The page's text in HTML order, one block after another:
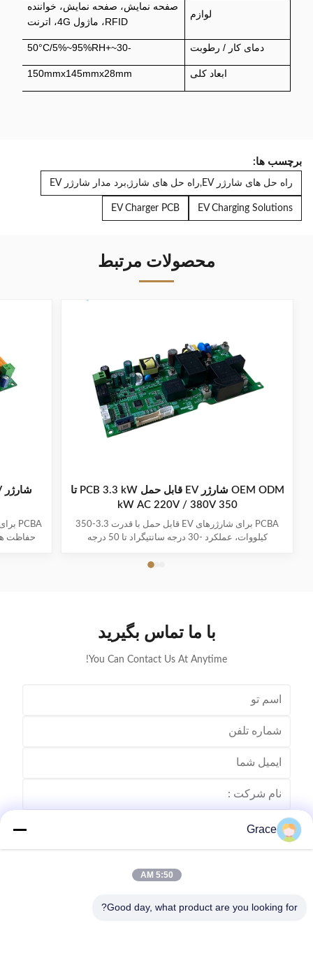
لوازم
صفحه نمایش، صفحه نمایش، خواننده
RFID، ماژول 4G، اترنت
دمای کار / رطوبت -30~+50°C/5%~95%RH
ابعاد کلی 150mmx145mmx28mm
برچسب ها:
راه حل های شارژر EV,راه حل های شارژ,برد مدار شارژر EV
EV Charging Solutions
EV Charger PCB
محصولات مرتبط
OEM ODM شارژر EV قابل حمل PCB 3.3 kW تا
350 kW AC 220V / 380V
PCBA برای شارژرهای EV قابل حمل با قدرت 3.3-350
کیلووات، عملکرد -30 درجه سانتیگراد تا 50 درجه
با ما تماس بگیرید
You Can Contact Us At Anytime!
بفرست
Grace
5:50 AM
Good day, what product are you looking for?